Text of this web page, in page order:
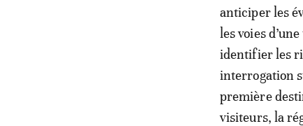
anticiper les
les voies
identifier les
interrogation
première
visiteurs, la